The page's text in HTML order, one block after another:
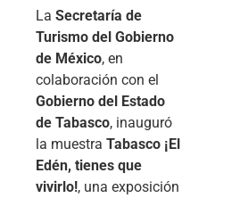
La Secretaría de
Turismo del Gobierno
de México, en
colaboración con el
Gobierno del Estado
de Tabasco, inauguró
la muestra Tabasco ¡El
Edén, tienes que
vivirlo!, una exposición